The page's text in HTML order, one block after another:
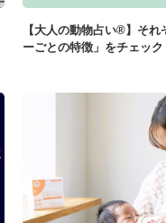
【大人の動物占い®】そ
ーごとの特徴」をチェック